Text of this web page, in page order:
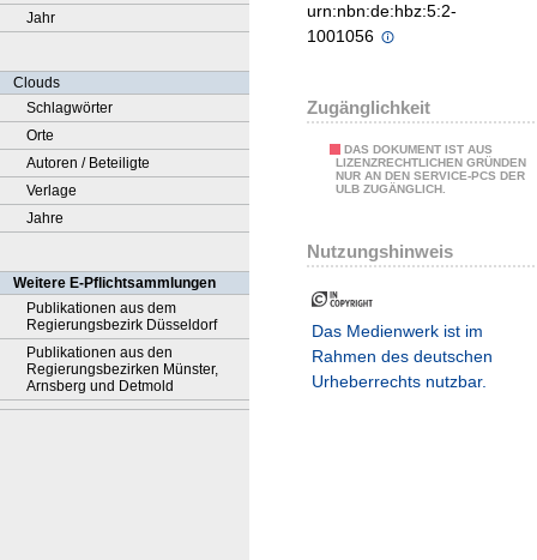
Jahr
Clouds
Schlagwörter
Orte
Autoren / Beteiligte
Verlage
Jahre
Weitere E-Pflichtsammlungen
Publikationen aus dem
Regierungsbezirk Düsseldorf
Publikationen aus den
Regierungsbezirken Münster,
Arnsberg und Detmold
urn:nbn:de:hbz:5:2-
1001056
Zugänglichkeit
DAS DOKUMENT IST AUS
LIZENZRECHTLICHEN GRÜNDEN
NUR AN DEN SERVICE-PCS DER
ULB ZUGÄNGLICH.
Nutzungshinweis
Das Medienwerk ist im
Rahmen des deutschen
Urheberrechts nutzbar.